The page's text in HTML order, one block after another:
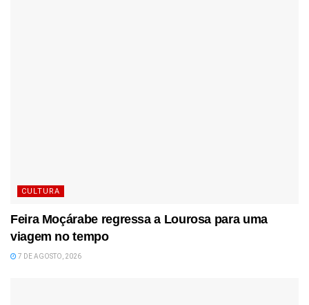
CULTURA
Feira Moçárabe regressa a Lourosa para uma
viagem no tempo
7 DE AGOSTO, 2026